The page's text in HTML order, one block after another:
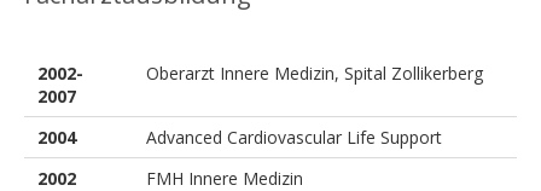
2002-
2007
Oberarzt Innere Medizin, Spital Zollikerberg
2004
Advanced Cardiovascular Life Support
2002
FMH Innere Medizin